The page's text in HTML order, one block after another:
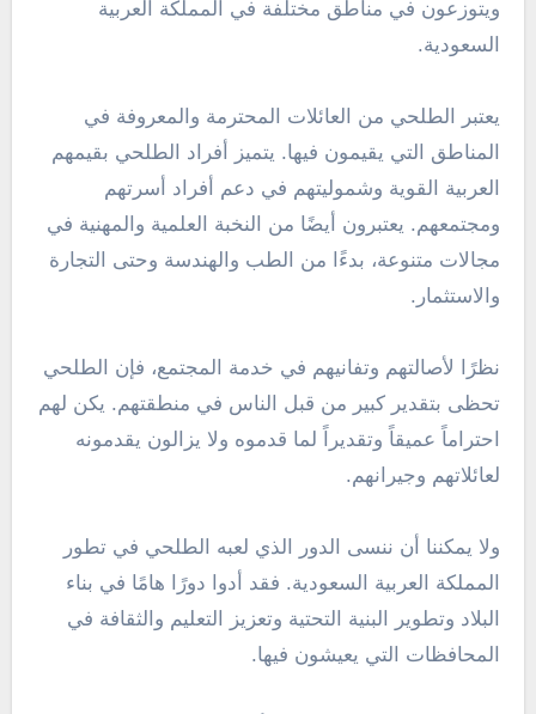
ويتوزعون في مناطق مختلفة في المملكة العربية
السعودية.
يعتبر الطلحي من العائلات المحترمة والمعروفة في
المناطق التي يقيمون فيها. يتميز أفراد الطلحي بقيمهم
العربية القوية وشموليتهم في دعم أفراد أسرتهم
ومجتمعهم. يعتبرون أيضًا من النخبة العلمية والمهنية في
مجالات متنوعة، بدءًا من الطب والهندسة وحتى التجارة
والاستثمار.
نظرًا لأصالتهم وتفانيهم في خدمة المجتمع، فإن الطلحي
تحظى بتقدير كبير من قبل الناس في منطقتهم. يكن لهم
احتراماً عميقاً وتقديراً لما قدموه ولا يزالون يقدمونه
لعائلاتهم وجيرانهم.
ولا يمكننا أن ننسى الدور الذي لعبه الطلحي في تطور
المملكة العربية السعودية. فقد أدوا دورًا هامًا في بناء
البلاد وتطوير البنية التحتية وتعزيز التعليم والثقافة في
المحافظات التي يعيشون فيها.